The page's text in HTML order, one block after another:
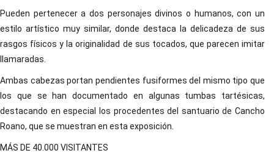
Pueden pertenecer a dos personajes divinos o humanos, con un
estilo artístico muy similar, donde destaca la delicadeza de sus
rasgos físicos y la originalidad de sus tocados, que parecen imitar
llamaradas.
Ambas cabezas portan pendientes fusiformes del mismo tipo que
los que se han documentado en algunas tumbas tartésicas,
destacando en especial los procedentes del santuario de Cancho
Roano, que se muestran en esta exposición.
MÁS DE 40.000 VISITANTES